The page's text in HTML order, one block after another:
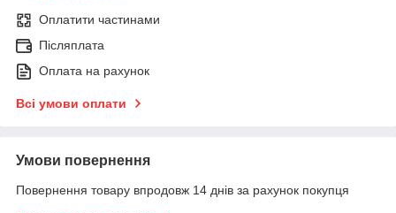
Оплатити частинами
Післяплата
Оплата на рахунок
Всі умови оплати
Умови повернення
Повернення товару впродовж 14 днів за рахунок покупця